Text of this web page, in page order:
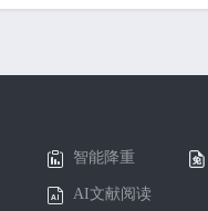
智能降重
AI文献阅读